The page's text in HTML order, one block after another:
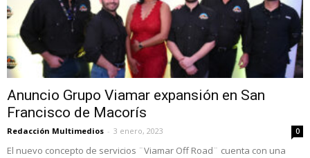
Anuncio Grupo Viamar expansión en San
Francisco de Macorís
Redacción Multimedios - 3 enero, 2023 0
El nuevo concepto de servicios ¨Viamar Off Road¨ cuenta con una